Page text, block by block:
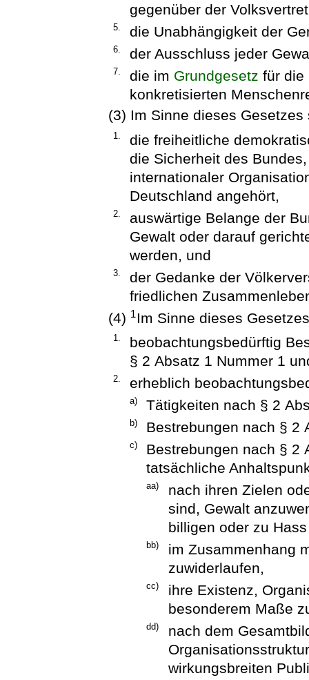
gegenüber der
5. die Unabhängigkeit der
6. der Ausschluss jeder
7. die im Grundgesetz für die
konkretisierten
(3) Im Sinne dieses
1.
die freiheitliche
die Sicherheit des
internationaler
Deutschland angehört,
2.
auswärtige Belange der
Gewalt oder darauf
werden, und
3.
der Gedanke der
friedlichen
(4) 1 Im Sinne dieses
1.
beobachtungsbedürftig
§ 2 Absatz 1 Nummer 1
2. erheblich
a) Tätigkeiten nach § 2
b) Bestrebungen nach § 2
c)
Bestrebungen nach § 2
tatsächliche
aa)
nach ihren Zielen
sind, Gewalt
billigen oder zu
bb)
im Zusammenhang
zuwiderlaufen,
cc)
ihre Existenz,
besonderem Maße
dd)
nach dem
wirkungsbreiten